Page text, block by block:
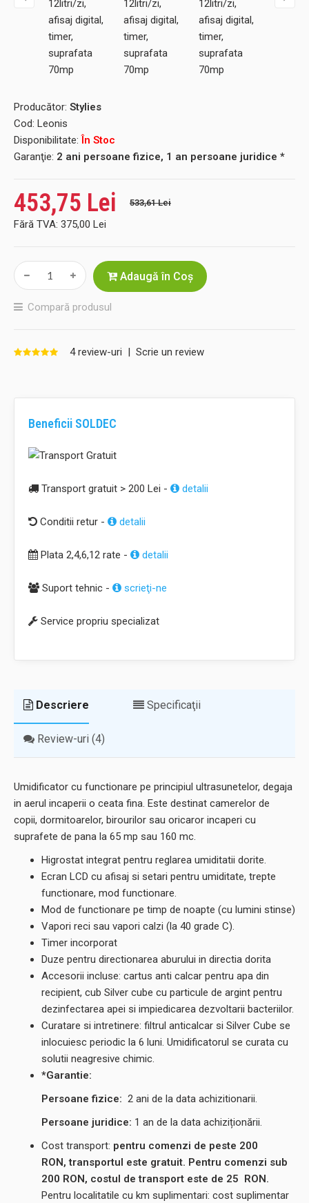
Producător: Stylies
Cod: Leonis
Disponibilitate: În Stoc
Garanţie: 2 ani persoane fizice, 1 an persoane juridice *
453,75 Lei 533,61 Lei
Fără TVA: 375,00 Lei
Adaugă în Coş
Compară produsul
4 review-uri | Scrie un review
Beneficii SOLDEC
Transport gratuit > 200 Lei - detalii
Conditii retur - detalii
Plata 2,4,6,12 rate - detalii
Suport tehnic - scrieţi-ne
Service propriu specializat
Descriere Specificaţii
Review-uri (4)
Umidificator cu functionare pe principiul ultrasunetelor, degaja
in aerul incaperii o ceata fina. Este destinat camerelor de
copii, dormitoarelor, birourilor sau oricaror incaperi cu
suprafete de pana la 65 mp sau 160 mc.
Higrostat integrat pentru reglarea umiditatii dorite.
Ecran LCD cu afisaj si setari pentru umiditate, trepte
functionare, mod functionare.
Mod de functionare pe timp de noapte (cu lumini stinse)
Vapori reci sau vapori calzi (la 40 grade C).
Timer incorporat
Duze pentru directionarea aburului in directia dorita
Accesorii incluse: cartus anti calcar pentru apa din
recipient, cub Silver cube cu particule de argint pentru
dezinfectarea apei si impiedicarea dezvoltarii bacteriilor.
Curatare si intretinere: filtrul anticalcar si Silver Cube se
inlocuiesc periodic la 6 luni. Umidificatorul se curata cu
solutii neagresive chimic.
*Garantie:
Persoane fizice: 2 ani de la data achizitionarii.
Persoane juridice: 1 an de la data achiziționării.
Cost transport: pentru comenzi de peste 200
RON, transportul este gratuit. Pentru comenzi sub
200 RON, costul de transport este de 25 RON.
Pentru localitatile cu km suplimentari: cost suplimentar